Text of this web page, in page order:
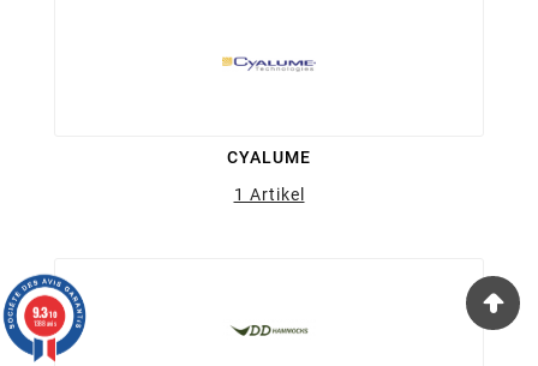
CYALUME
1 Artikel
9.3/10
1388 avis